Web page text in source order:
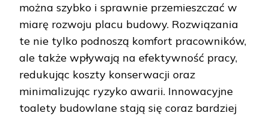
można szybko i sprawnie przemieszczać w
miarę rozwoju placu budowy. Rozwiązania
te nie tylko podnoszą komfort pracowników,
ale także wpływają na efektywność pracy,
redukując koszty konserwacji oraz
minimalizując ryzyko awarii. Innowacyjne
toalety budowlane stają się coraz bardziej